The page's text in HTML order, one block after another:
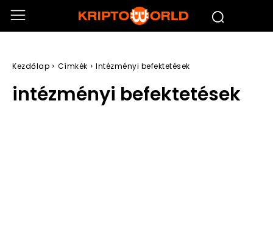
Kezdőlap Címkék Intézményi befektetések
intézményi befektetések